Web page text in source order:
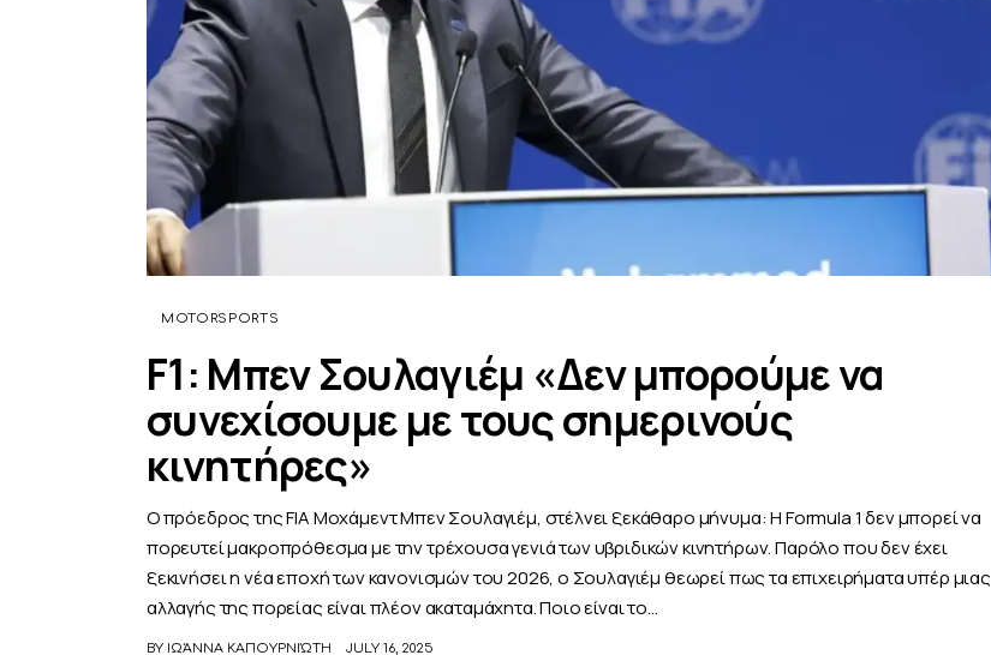
ΑΦΙΕΡΩΜΑΤΑ
MEET THE TEAM
MOTORSPORTS
F1: Μπεν Σουλαγιέμ «Δεν μπορούμε να
συνεχίσουμε με τους σημερινούς
κινητήρες»
Ο πρόεδρος της FIA Μοχάμεντ Μπεν Σουλαγιέμ, στέλνει ξεκάθαρο μήνυμα: Η Formula 1 δεν μπορεί να
πορευτεί μακροπρόθεσμα με την τρέχουσα γενιά των υβριδικών κινητήρων. Παρόλο που δεν έχει
ξεκινήσει η νέα εποχή των κανονισμών του 2026, ο Σουλαγιέμ θεωρεί πως τα επιχειρήματα υπέρ μιας
αλλαγής της πορείας είναι πλέον ακαταμάχητα. Ποιο είναι το…
BY ΙΩΆΝΝΑ ΚΑΠΟΥΡΝΙΏΤΗ JULY 16, 2025